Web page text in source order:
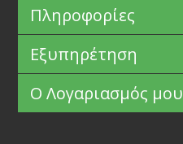
Πληροφορίες
Εξυπηρέτηση
Ο Λογαριασμός μου